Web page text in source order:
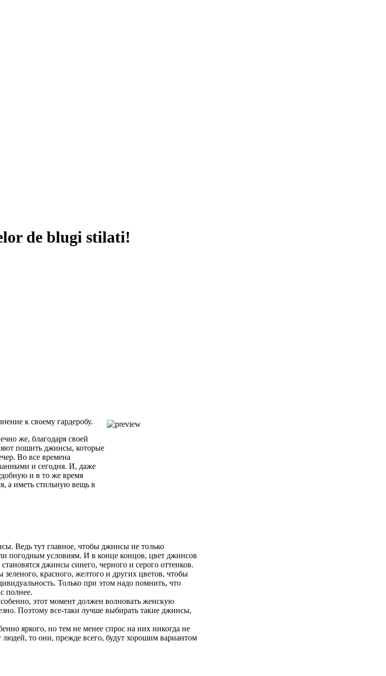
de blugi stilati!
к своему гардеробу.
же, благодаря своей
пошить джинсы, которые
Во все времена
и сегодня. И, даже
и в то же время
а иметь стильную вещь в
Ведь тут главное, чтобы джинсы не только
погодным условиям. И в конце концов, цвет джинсов
джинсы синего, черного и серого оттенков.
красного, желтого и других цветов, чтобы
Только при этом надо помнить, что
полнее.
этот момент должен волновать женскую
Поэтому все-таки лучше выбирать такие джинсы,
яркого, но тем не менее спрос на них никогда не
то они, прежде всего, будут хорошим вариантом